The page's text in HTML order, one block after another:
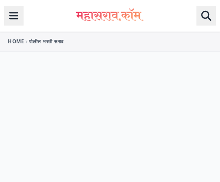
Skip to content
HOME पोलीस भरती सराव